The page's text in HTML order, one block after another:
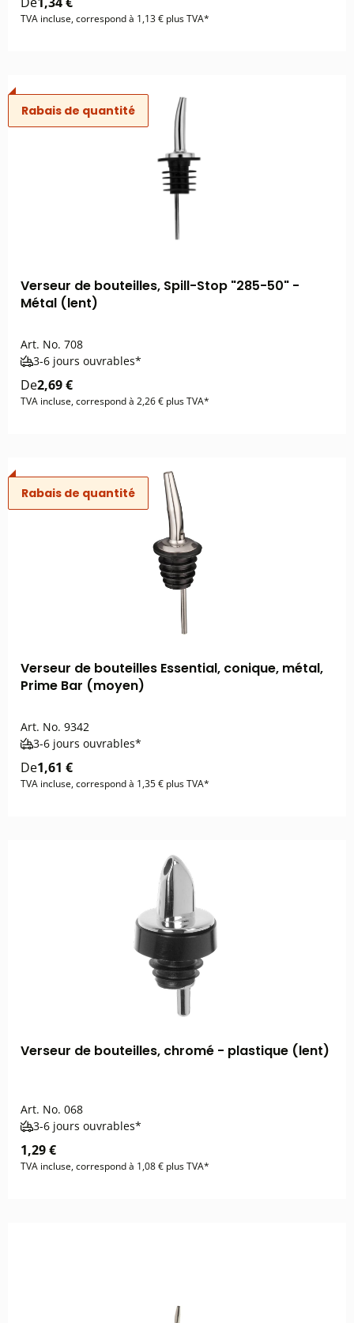
TVA incluse, correspond à 1,13 € plus TVA*
Rabais de quantité
Verseur de bouteilles, Spill-Stop "285-50" -
Métal (lent)
Art. No. 708
3-6 jours ouvrables*
De2,69 €
TVA incluse, correspond à 2,26 € plus TVA*
Rabais de quantité
Verseur de bouteilles Essential, conique, métal,
Prime Bar (moyen)
Art. No. 9342
3-6 jours ouvrables*
De1,61 €
TVA incluse, correspond à 1,35 € plus TVA*
Verseur de bouteilles, chromé - plastique (lent)
Art. No. 068
3-6 jours ouvrables*
1,29 €
TVA incluse, correspond à 1,08 € plus TVA*